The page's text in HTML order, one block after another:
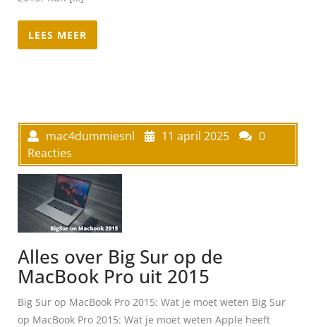
LEES MEER
mac4dummiesnl 11 april 2025
0
Reacties
Alles over Big Sur op de
MacBook Pro uit 2015
Big Sur op MacBook Pro 2015: Wat je moet weten Big Sur
op MacBook Pro 2015: Wat je moet weten Apple heeft